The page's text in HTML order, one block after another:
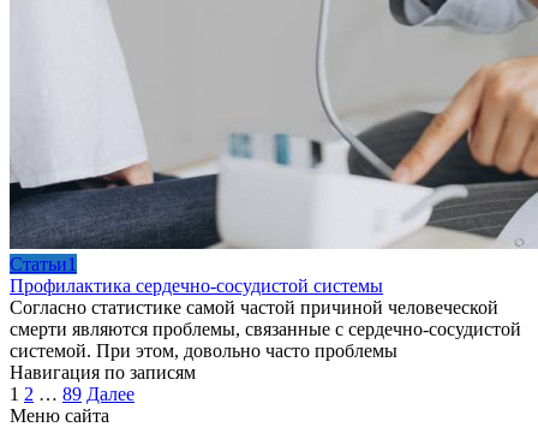
Cтатьи1
Профилактика сердечно-сосудистой системы
Согласно статистике самой частой причиной человеческой
смерти являются проблемы, связанные с сердечно-сосудистой
системой. При этом, довольно часто проблемы
Навигация по записям
1 2 … 89 Далее
Меню сайта